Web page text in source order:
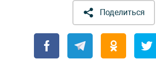
Поделиться